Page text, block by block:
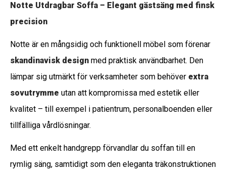
Notte Utdragbar Soffa – Elegant gästsäng med finsk
precision
Notte är en mångsidig och funktionell möbel som förenar
skandinavisk design med praktisk användbarhet. Den
lämpar sig utmärkt för verksamheter som behöver extra
sovutrymme utan att kompromissa med estetik eller
kvalitet – till exempel i patientrum, personalboenden eller
tillfälliga vårdlösningar.
Med ett enkelt handgrepp förvandlar du soffan till en
rymlig säng, samtidigt som den eleganta träkonstruktionen